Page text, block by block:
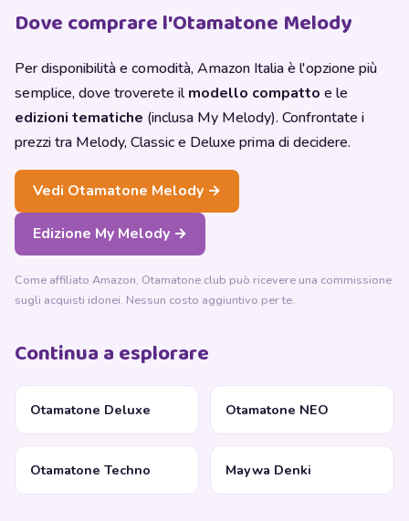
Dove comprare l'Otamatone Melody
Per disponibilità e comodità, Amazon Italia è l'opzione più
semplice, dove troverete ilmodello compatto e le
edizioni tematiche (inclusa My Melody). Confrontate i
prezzi tra Melody, Classic e Deluxe prima di decidere.
Vedi Otamatone Melody →
Edizione My Melody →
Come affiliato Amazon, Otamatone.club può ricevere una commissione
sugli acquisti idonei. Nessun costo aggiuntivo per te.
Continua a esplorare
Otamatone Deluxe Otamatone NEO
Otamatone Techno Maywa Denki